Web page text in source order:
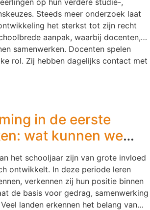
op hun verdere studie-,
Steeds meer onderzoek laat
het sterkst tot zijn recht
aanpak, waarbij docenten,
samenwerken. Docenten spelen
rol. Zij hebben dagelijks contact met
loopbaanoriëntatie op momenten
keuze moeten maken. Denk aan de
vervolgopleiding of stage. Toch
onderzoek dat
veel meer is dan het maken van een
gaat om het ontwikkelen van kennis,
die jongeren helpen om
passende keuzes te maken. Het
in de eerste
wat kunnen we
leren?
het schooljaar zijn van grote invloed
ontwikkelt. In deze periode leren
verkennen zij hun positie binnen
de basis voor gedrag, samenwerking
landen erkennen het belang van